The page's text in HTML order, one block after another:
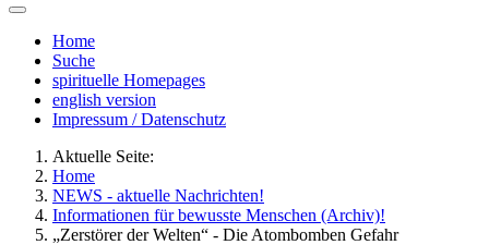
Home
Suche
spirituelle Homepages
english version
Impressum / Datenschutz
Aktuelle Seite:
Home
NEWS - aktuelle Nachrichten!
Informationen für bewusste Menschen (Archiv)!
„Zerstörer der Welten“ - Die Atombomben Gefahr